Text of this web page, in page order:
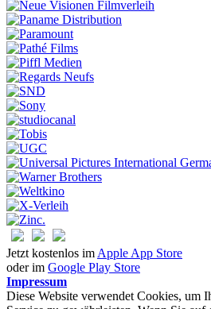
Jetzt kostenlos im Apple App Store
oder im Google Play Store
Impressum
Diese Website verwendet Cookies, um